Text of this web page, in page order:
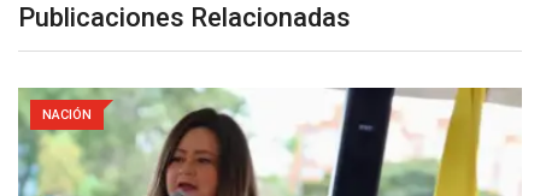
Publicaciones Relacionadas
NACIÓN